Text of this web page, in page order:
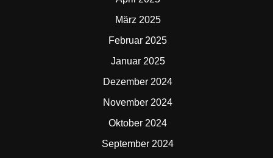
März 2025
Februar 2025
Januar 2025
Dezember 2024
November 2024
Oktober 2024
September 2024